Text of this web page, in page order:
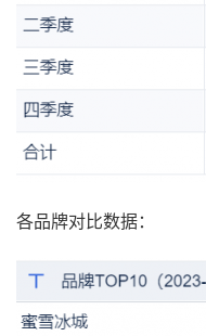
各品牌对比数据：